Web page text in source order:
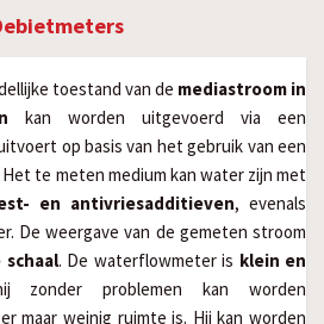
toestand van de mediastroom in
kan worden uitgevoerd via een
op basis van het gebruik van een
te meten medium kan water zijn met
en antivriesadditieven, evenals
De weergave van de gemeten stroom
. De waterflowmeter is klein en
zonder problemen kan worden
maar weinig ruimte is. Hij kan worden